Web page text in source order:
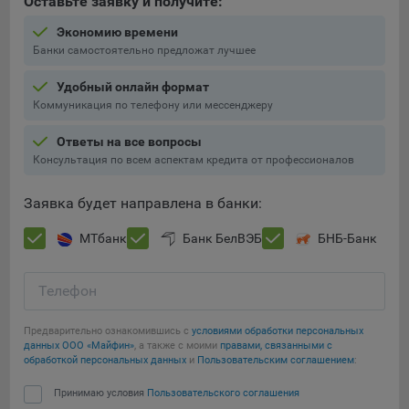
5.4. Создание и предоставление персонализированной
рекламы пользователю.
9.1. Технические (обязательные) файлы cookie, например,
применяемые при регистрации либо входе в систему, или
cookie используются в целях обеспечения корректной
работы сайтов и полноценного использования его
системах. Вместе с тем, пользователь может настроить
уведомлял пользователя об их использовании — но в таком
9.2. Функциональные файлы cookie, например,
используются для обеспечения работы некоторых
дополнительных функций сайтов, например, для хранения
предпочтений пользователя, в том числе имени
пользователя или выбора языка, и для предотвращения
повторных прохождений опросов пользователями.
Экономию времени
Банки самостоятельно предложат лучшее
Удобный онлайн формат
Коммуникация по телефону или мессенджеру
Ответы на все вопросы
Консультация по всем аспектам кредита от профессионалов
Заявка будет направлена в банки:
МТбанк Банк БелВЭБ БНБ-Банк
Телефон
Предварительно ознакомившись с условиями обработки персональных
данных ООО «Майфин», а также с моими правами, связанными с
обработкой персональных данных и Пользовательским соглашением:
Принимаю условия Пользовательского соглашения